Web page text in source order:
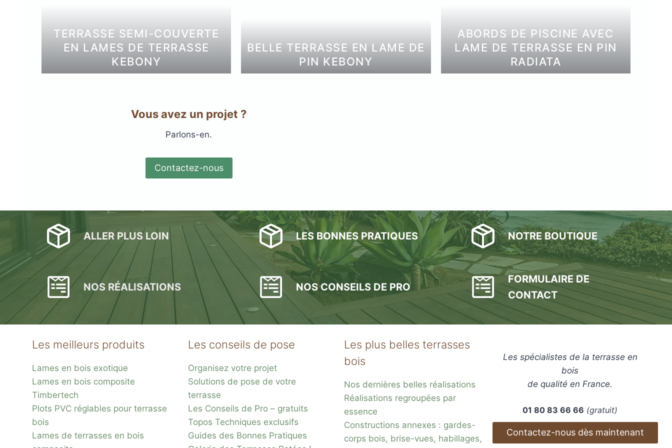
incombustibles en acier
TERRASSE SEMI-COUVERTE
EN LAMES DE TERRASSE
KEBONY
BELLE TERRASSE EN LAME DE
PIN KEBONY
ABORDS DE PISCINE AVEC
LAME DE TERRASSE EN PIN
RADIATA
Vous avez un projet ?
Parlons-en.
Contactez-nous
ALLER PLUS LOIN
NOS RÉALISATIONS
LES BONNES PRATIQUES
NOS CONSEILS DE PRO
NOTRE BOUTIQUE
FORMULAIRE DE
CONTACT
Les meilleurs produits
Lames en bois exotique
Lames en bois composite
Timbertech
Plots PVC réglables pour terrasse
bois
Lames de terrasses en bois
Les conseils de pose
Organisez votre projet
Solutions de pose de votre
terrasse
Les Conseils de Pro – gratuits
Topos Techniques exclusifs
Guides des Bonnes Pratiques
Les plus belles terrasses
bois
Nos dernières belles réalisations
Réalisations regroupées par
essence
Constructions annexes : gardes-
corps bois, brise-vues, habillages,
Les spécialistes de la terrasse en
bois
de qualité en France.
01 80 83 66 66 (gratuit)
Contactez-nous dès maintenant